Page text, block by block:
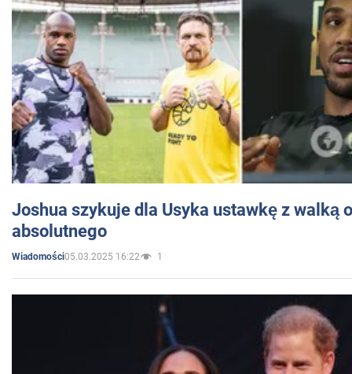
Joshua szykuje dla Usyka ustawkę z walką
absolutnego
Wiadomości05.03.2025 16:22 1